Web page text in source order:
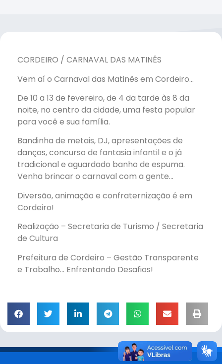
CORDEIRO / CARNAVAL DAS MATINÊS
Vem aí o Carnaval das Matinês em Cordeiro…
De 10 a 13 de fevereiro, de 4 da tarde às 8 da
noite, no centro da cidade, uma festa popular
para você e sua família.
Bandinha de metais, DJ, apresentações de
danças, concurso de fantasia infantil e o já
tradicional e aguardado banho de espuma.
Venha brincar o carnaval com a gente…
Diversão, animação e confraternização é em
Cordeiro!
Realização – Secretaria de Turismo / Secretaria
de Cultura
Prefeitura de Cordeiro – Gestão Transparente
e Trabalho… Enfrentando Desafios!